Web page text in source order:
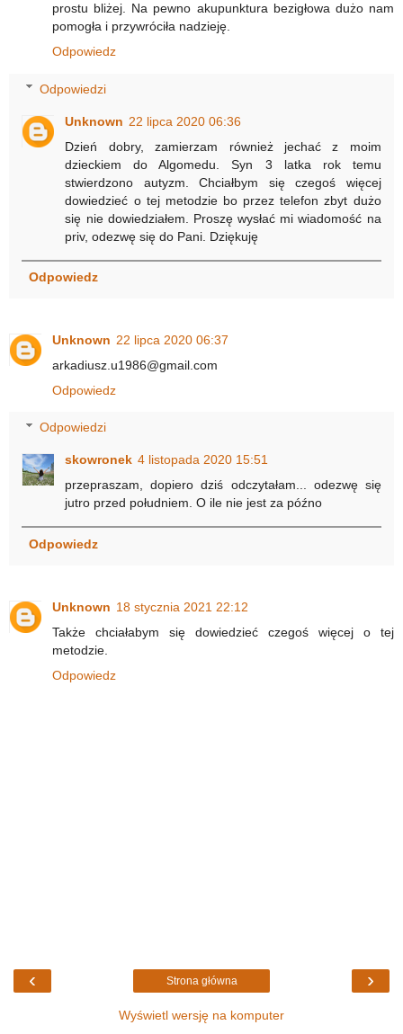
prostu bliżej. Na pewno akupunktura bezigłowa dużo nam
pomogła i przywróciła nadzieję.
Odpowiedz
Odpowiedzi
Unknown 22 lipca 2020 06:36
Dzień dobry, zamierzam również jechać z moim
dzieckiem do Algomedu. Syn 3 latka rok temu
stwierdzono autyzm. Chciałbym się czegoś więcej
dowiedzieć o tej metodzie bo przez telefon zbyt dużo
się nie dowiedziałem. Proszę wysłać mi wiadomość na
priv, odezwę się do Pani. Dziękuję
Odpowiedz
Unknown 22 lipca 2020 06:37
arkadiusz.u1986@gmail.com
Odpowiedz
Odpowiedzi
skowronek 4 listopada 2020 15:51
przepraszam, dopiero dziś odczytałam... odezwę się
jutro przed południem. O ile nie jest za późno
Odpowiedz
Unknown 18 stycznia 2021 22:12
Także chciałabym się dowiedzieć czegoś więcej o tej
metodzie.
Odpowiedz
‹ ›
Strona główna
Wyświetl wersję na komputer